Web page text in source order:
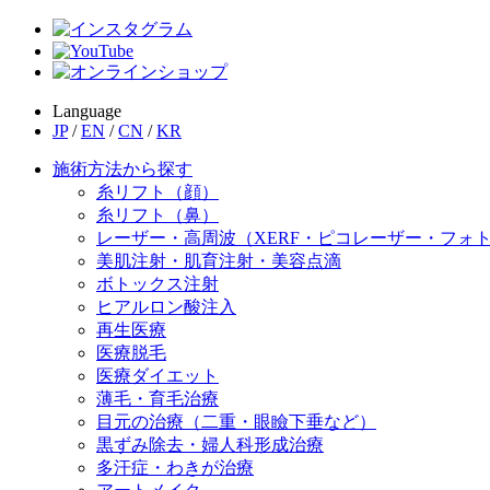
Language
JP / EN / CN / KR
施術方法から探す
糸リフト（顔）
糸リフト（鼻）
レーザー・高周波（XERF・ピコレーザー・フォ
美肌注射・肌育注射・美容点滴
ボトックス注射
ヒアルロン酸注入
再生医療
医療脱毛
医療ダイエット
薄毛・育毛治療
目元の治療（二重・眼瞼下垂など）
黒ずみ除去・婦人科形成治療
多汗症・わきが治療